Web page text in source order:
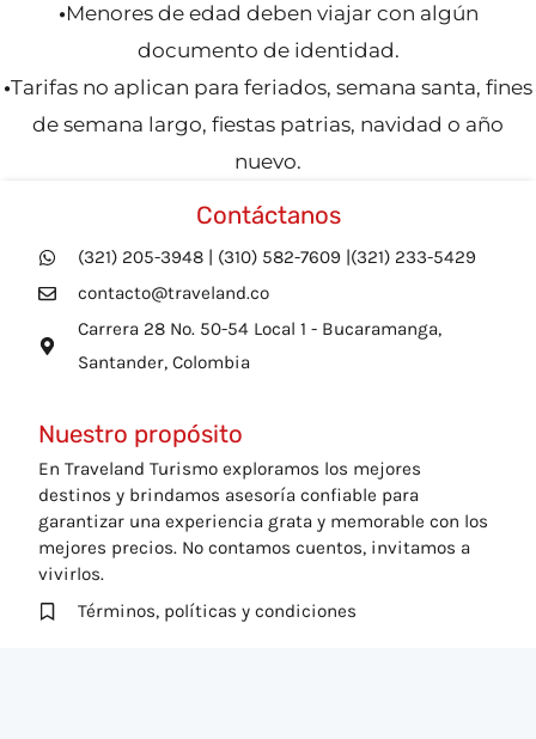
•Menores de edad deben viajar con algún
documento de identidad.
•Tarifas no aplican para feriados, semana santa, fines
de semana largo, fiestas patrias, navidad o año
nuevo.
Contáctanos
(321) 205-3948 | (310) 582-7609 |(321) 233-5429
contacto@traveland.co
Carrera 28 No. 50-54 Local 1 - Bucaramanga,
Santander, Colombia
Nuestro propósito
En Traveland Turismo exploramos los mejores
destinos y brindamos asesoría confiable para
garantizar una experiencia grata y memorable con los
mejores precios. No contamos cuentos, invitamos a
vivirlos.
Términos, políticas y condiciones